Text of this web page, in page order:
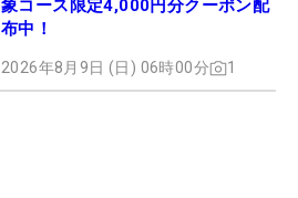
象コース限定4,000円分クーポン配
布中！
2026年8月9日 (日) 06時00分 1